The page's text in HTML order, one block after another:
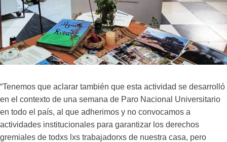
“Tenemos que aclarar también que esta actividad se desarrolló
en el contexto de una semana de Paro Nacional Universitario
en todo el país, al que adherimos y no convocamos a
actividades institucionales para garantizar los derechos
gremiales de todxs lxs trabajadorxs de nuestra casa, pero